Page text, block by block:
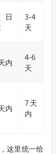
日
3-4
天
内
4-6
天
内
7天
内
这里统一给